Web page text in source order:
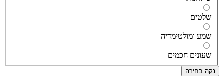
ומולטימדיה
חכמים
בחירה